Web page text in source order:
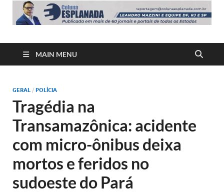
MAIN MENU
GERAL / POLÍCIA
Tragédia na
Transamazônica: acidente
com micro-ônibus deixa
mortos e feridos no
sudoeste do Pará